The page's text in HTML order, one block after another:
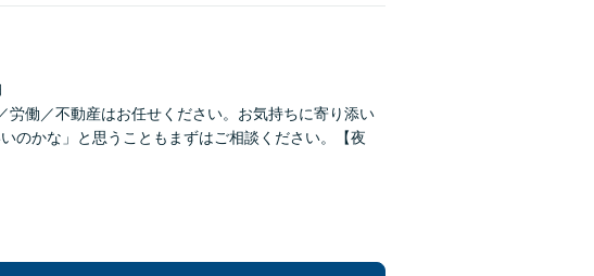
労働／不動産はお任せください。お気持ちに寄り添い
のかな」と思うこともまずはご相談ください。【夜